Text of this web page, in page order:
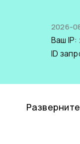
2026-
Ваш IP:
ID